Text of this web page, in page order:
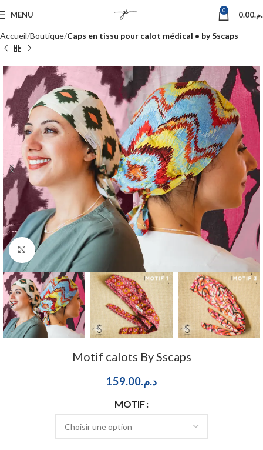
MENU 0 0.00
Accueil Boutique Caps en tissu pour calot médical • by Sscaps
Click to enlarge
Motif calots By Sscaps
د.م.159.00
MOTIF